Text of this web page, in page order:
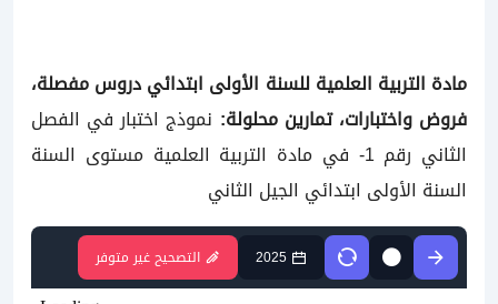
مادة التربية العلميةللسنة الأولى ابتدائيدروس مفصلة،
فروض واختبارات، تمارين محلولة: نموذج اختبار في الفصل
الثاني رقم 1- في مادة التربية العلمية
مستوى السنة
السنة الأولى ابتدائي الجيل الثاني
2025 التصحيح غير متوفر